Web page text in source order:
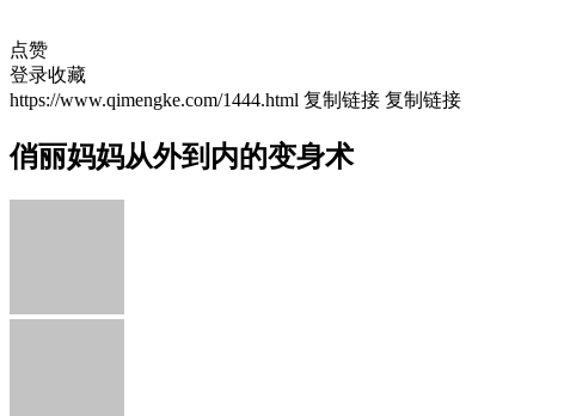
点赞
登录收藏
https://www.qimengke.com/1444.html 复制链接 复制链接
俏丽妈妈从外到内的变身术